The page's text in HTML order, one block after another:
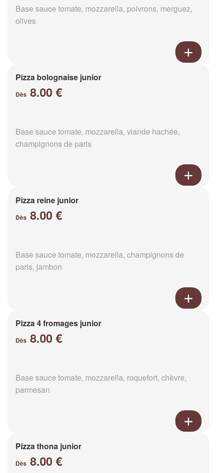
Base sauce tomate, mozzarella, poivrons, merguez,
olives
Pizza bolognaise junior
Dès 8.00 €
Base sauce tomate, mozzarella, viande hachée,
champignons de paris
Pizza reine junior
Dès 8.00 €
Base sauce tomate, mozzarella, champignons de
paris, jambon
Pizza 4 fromages junior
Dès 8.00 €
Base sauce tomate, mozzarella, roquefort, chèvre,
parmesan
Pizza thona junior
Dès 8.00 €